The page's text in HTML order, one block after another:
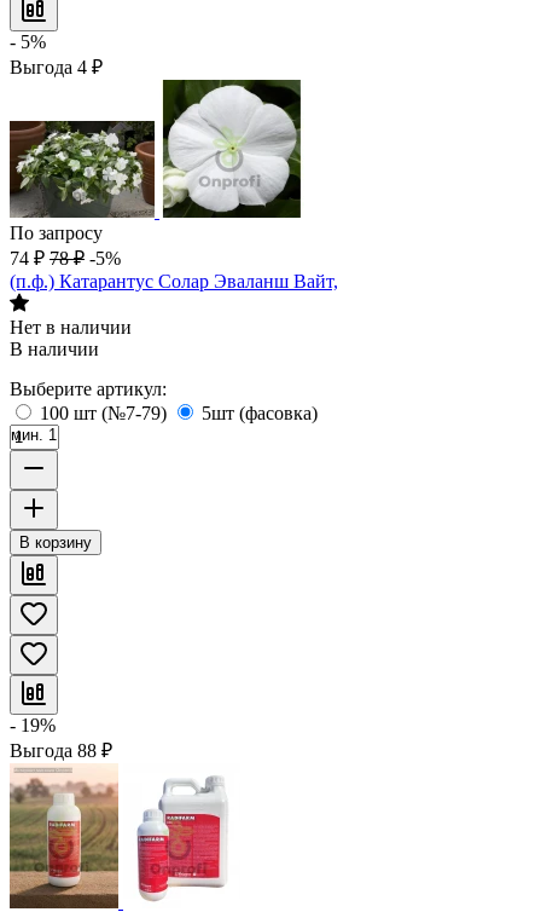
- 5%
Выгода 4 ₽
По запросу
74 ₽ 78 ₽ -5%
(п.ф.) Катарантус Солар Эваланш Вайт,
Нет в наличии
В наличии
Выберите артикул:
100 шт (№7-79)
5шт (фасовка)
мин. 1
В корзину
- 19%
Выгода 88 ₽